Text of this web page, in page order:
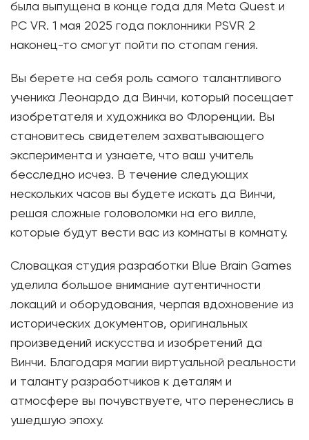
была выпущена в конце года для Meta Quest и
PC VR. 1 мая 2025 года поклонники PSVR 2
наконец-то смогут пойти по стопам гения.
Вы берете на себя роль самого талантливого
ученика Леонардо да Винчи, который посещает
изобретателя и художника во Флоренции. Вы
становитесь свидетелем захватывающего
эксперимента и узнаете, что ваш учитель
бесследно исчез. В течение следующих
нескольких часов вы будете искать да Винчи,
решая сложные головоломки на его вилле,
которые будут вести вас из комнаты в комнату.
Словацкая студия разработки Blue Brain Games
уделила большое внимание аутентичности
локаций и оборудования, черпая вдохновение из
исторических документов, оригинальных
произведений искусства и изобретений да
Винчи. Благодаря магии виртуальной реальности
и таланту разработчиков к деталям и
атмосфере вы почувствуете, что перенеслись в
ушедшую эпоху.